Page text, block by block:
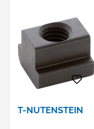
T-NUTENSTEIN